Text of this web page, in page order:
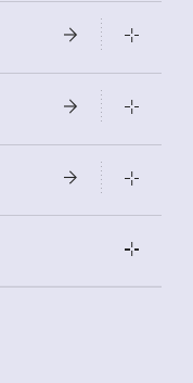
テリア
いいリンネル旅ガイ